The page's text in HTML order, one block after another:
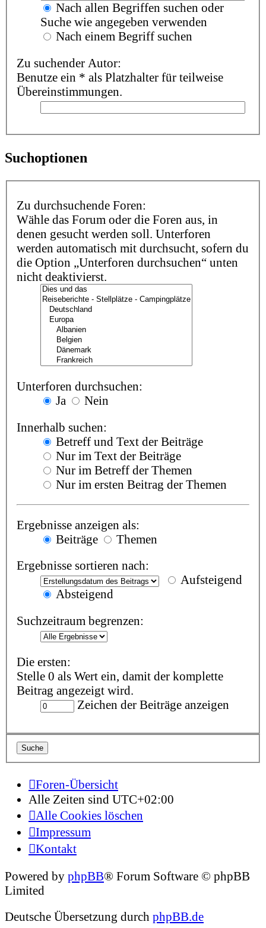
Nach allen Begriffen suchen oder
Suche wie angegeben verwenden
Nach einem Begriff suchen
Zu suchender Autor:
Benutze ein * als Platzhalter für teilweise
Übereinstimmungen.
Suchoptionen
Zu durchsuchende Foren:
Wähle das Forum oder die Foren aus, in
denen gesucht werden soll. Unterforen
werden automatisch mit durchsucht, sofern du
die Option „Unterforen durchsuchen“ unten
nicht deaktivierst.
Unterforen durchsuchen:
Ja
Nein
Innerhalb suchen:
Betreff und Text der Beiträge
Nur im Text der Beiträge
Nur im Betreff der Themen
Nur im ersten Beitrag der Themen
Ergebnisse anzeigen als:
Beiträge
Themen
Ergebnisse sortieren nach:
Aufsteigend
Absteigend
Suchzeitraum begrenzen:
Die ersten:
Stelle 0 als Wert ein, damit der komplette
Beitrag angezeigt wird.
Zeichen der Beiträge anzeigen
Foren-Übersicht
Alle Zeiten sind UTC+02:00
Alle Cookies löschen
Impressum
Kontakt
Powered by phpBB® Forum Software © phpBB
Limited
Deutsche Übersetzung durch phpBB.de